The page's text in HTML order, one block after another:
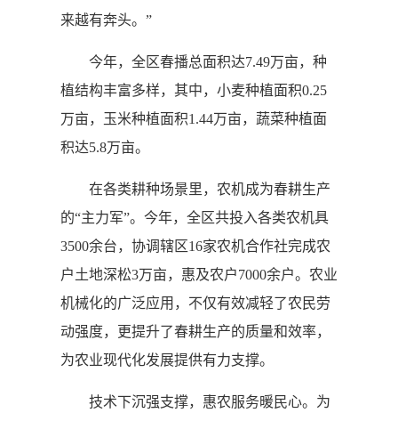
来越有奔头。”
今年，全区春播总面积达7.49万亩，种
植结构丰富多样，其中，小麦种植面积0.25
万亩，玉米种植面积1.44万亩，蔬菜种植面
积达5.8万亩。
在各类耕种场景里，农机成为春耕生产
的“主力军”。今年，全区共投入各类农机具
3500余台，协调辖区16家农机合作社完成农
户土地深松3万亩，惠及农户7000余户。农业
机械化的广泛应用，不仅有效减轻了农民劳
动强度，更提升了春耕生产的质量和效率，
为农业现代化发展提供有力支撑。
技术下沉强支撑，惠农服务暖民心。为